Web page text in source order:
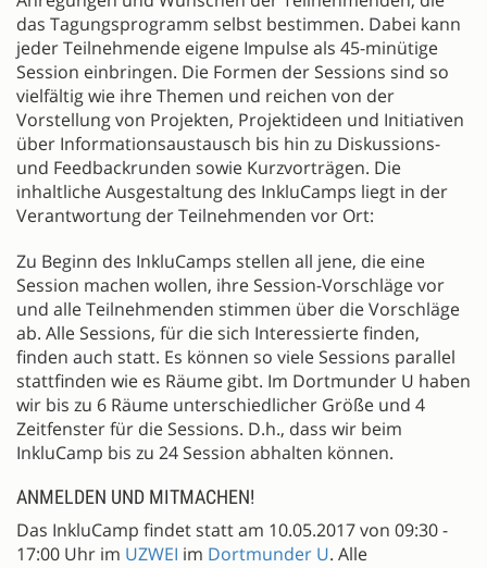
das Tagungsprogramm selbst bestimmen. Dabei kann
jeder Teilnehmende eigene Impulse als 45-minütige
Session einbringen. Die Formen der Sessions sind so
vielfältig wie ihre Themen und reichen von der
Vorstellung von Projekten, Projektideen und Initiativen
über Informationsaustausch bis hin zu Diskussions-
und Feedbackrunden sowie Kurzvorträgen. Die
inhaltliche Ausgestaltung des InkluCamps liegt in der
Verantwortung der Teilnehmenden vor Ort:
Zu Beginn des InkluCamps stellen all jene, die eine
Session machen wollen, ihre Session-Vorschläge vor
und alle Teilnehmenden stimmen über die Vorschläge
ab. Alle Sessions, für die sich Interessierte finden,
finden auch statt. Es können so viele Sessions parallel
stattfinden wie es Räume gibt. Im Dortmunder U haben
wir bis zu 6 Räume unterschiedlicher Größe und 4
Zeitfenster für die Sessions. D.h., dass wir beim
InkluCamp bis zu 24 Session abhalten können.
ANMELDEN UND MITMACHEN!
Das InkluCamp findet statt am 10.05.2017 von 09:30 -
17:00 Uhr im UZWEI im Dortmunder U. Alle